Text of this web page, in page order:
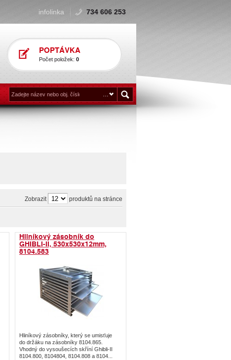
infolinka 734 606 253
POPTÁVKA
Počet položek: 0
Zobrazit produktů na stránce
Hliníkový zásobník do
GHIBLI-II, 530x530x12mm,
8104.583
Hliníkový zásobníky, který se umisťuje
do držáku na zásobníky 8104.865.
Vhodný do vysoušecích skříní Ghibli-II
8104.800, 8104804, 8104.808 a 8104...